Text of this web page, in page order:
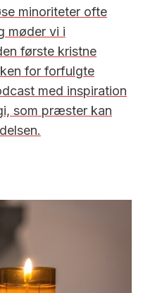
minoriteter ofte
møder vi i
første kristne
for forfulgte
med inspiration
som præster kan